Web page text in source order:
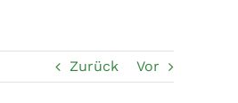
Zurück Vor